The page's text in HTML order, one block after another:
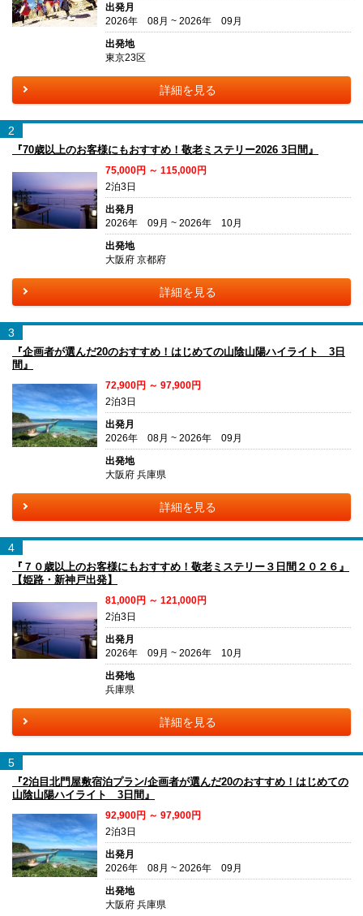
出発月
2026年 08月 ~ 2026年 09月
出発地
東京23区
詳細を見る
2
『70歳以上のお客様にもおすすめ！敬老ミステリー2026 3日間』
75,000円 ～ 115,000円
2泊3日
出発月
2026年 09月 ~ 2026年 10月
出発地
大阪府 京都府
詳細を見る
3
『企画者が選んだ20のおすすめ！はじめての山陰山陽ハイライト 3日
間』
72,900円 ～ 97,900円
2泊3日
出発月
2026年 08月 ~ 2026年 09月
出発地
大阪府 兵庫県
詳細を見る
4
『７０歳以上のお客様にもおすすめ！敬老ミステリー３日間２０２６』
【姫路・新神戸出発】
81,000円 ～ 121,000円
2泊3日
出発月
2026年 09月 ~ 2026年 10月
出発地
兵庫県
詳細を見る
5
『2泊目北門屋敷宿泊プラン/企画者が選んだ20のおすすめ！はじめての
山陰山陽ハイライト 3日間』
92,900円 ～ 97,900円
2泊3日
出発月
2026年 08月 ~ 2026年 09月
出発地
大阪府 兵庫県